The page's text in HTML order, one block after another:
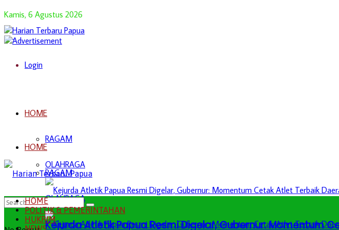
Kamis, 6 Agustus 2026
Login
HOME
RAGAM
OLAHRAGA
Kejurda Atletik Papua Resmi Digelar, Gubernur: Momentum
HOME
RAGAM
OLAHRAGA
HOME
POLITIK & PEMERINTAHAN
HUKRIM